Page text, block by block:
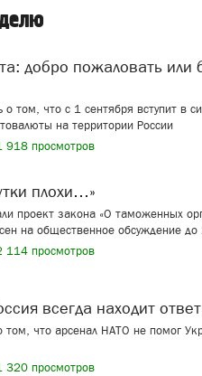
том, что с 1 сентября вступит в
на территории России
918 просмотров
плохи…»
проект закона «О таможенных
на общественное обсуждение до
114 просмотров
всегда находит
что арсенал НАТО не помог
320 просмотров